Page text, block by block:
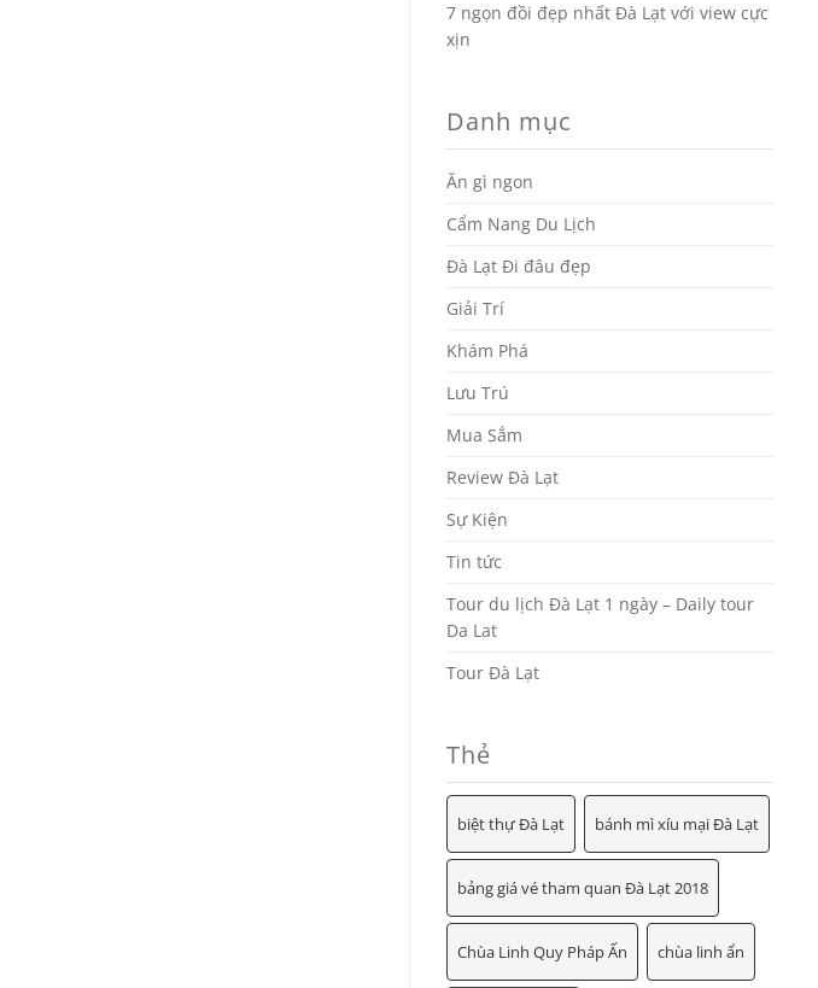
7 ngọn đồi đẹp nhất Đà Lạt với view cực
xịn
Danh mục
Ăn gì ngon
Cẩm Nang Du Lịch
Đà Lạt Đi đâu đẹp
Giải Trí
Khám Phá
Lưu Trú
Mua Sắm
Review Đà Lạt
Sự Kiện
Tin tức
Tour du lịch Đà Lạt 1 ngày – Daily tour
Da Lat
Tour Đà Lạt
Thẻ
biệt thự Đà Lạt bánh mì xíu mại Đà Lạt
bảng giá vé tham quan Đà Lạt 2018
Chùa Linh Quy Pháp Ấn chùa linh ẩn